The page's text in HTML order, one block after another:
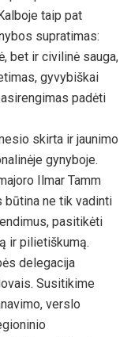
taip pat
supratimas:
bet ir civilinė sauga,
gyvybiškai
padėti
skirta ir jaunimo
gynyboje.
Ilmar Tamm
būtina ne tik vadinti
pasitikėti
ir pilietiškumą.
delegacija
Susitikime
verslo